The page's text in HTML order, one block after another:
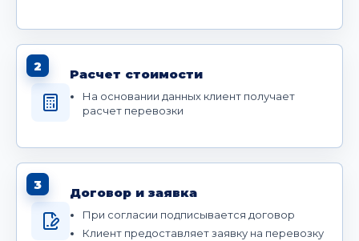
2
Расчет стоимости
На основании данных клиент получает
расчет перевозки
3
Договор и заявка
При согласии подписывается договор
Клиент предоставляет заявку на перевозку